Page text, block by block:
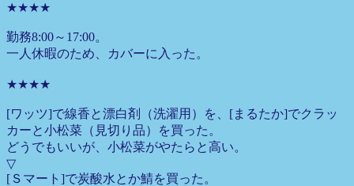
★★★★
勤務8:00～17:00。
一人休暇のため、カバーに入った。
★★★★
[ワッツ]で線香と漂白剤（洗濯用）を、[まるたか]でクラッ
カーと小松菜（見切り品）を買った。
どうでもいいが、小松菜がやたらと高い。
▽
[Ｓマート]で炭酸水とか鯖を買った。